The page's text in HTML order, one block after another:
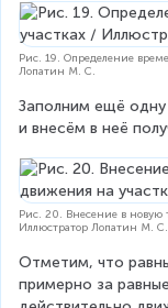
Рис. 19. Определение
Лопатин М. С.
Заполним ещё одну
и внесём в неё
Рис. 20. Внесение в новую
Иллюстратор Лопатин М. С.
Отметим, что
примерно за